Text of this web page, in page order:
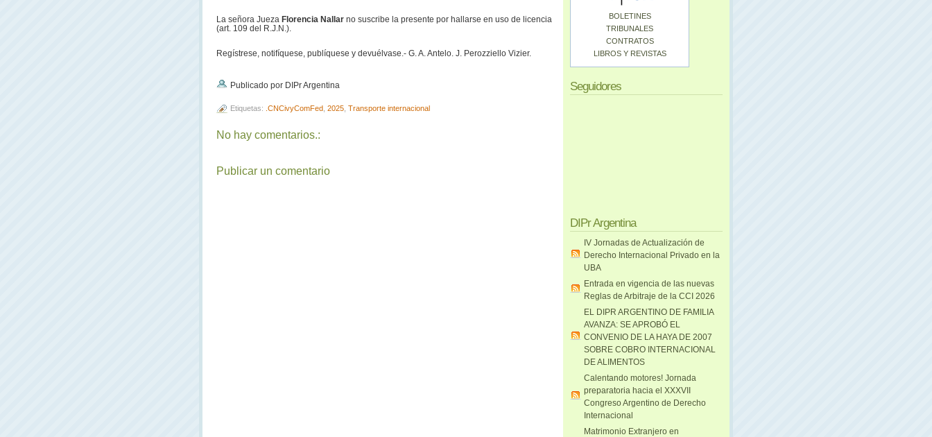
La señora Jueza Florencia Nallar no suscribe la presente por hallarse en uso de licencia
(art. 109 del R.J.N.).
Regístrese, notifíquese, publíquese y devuélvase.- G. A. Antelo. J. Perozziello Vizier.
Publicado por DIPr Argentina
Etiquetas: .CNCivyComFed 2025 Transporte internacional
No hay comentarios.:
Publicar un comentario
BOLETINES
TRIBUNALES
CONTRATOS
LIBROS Y REVISTAS
Seguidores
DIPr Argentina
IV Jornadas de Actualización de
Derecho Internacional Privado en la
UBA
Entrada en vigencia de las nuevas
Reglas de Arbitraje de la CCI 2026
EL DIPR ARGENTINO DE FAMILIA
AVANZA: SE APROBÓ EL
CONVENIO DE LA HAYA DE 2007
SOBRE COBRO INTERNACIONAL
DE ALIMENTOS
Calentando motores! Jornada
preparatoria hacia el XXXVII
Congreso Argentino de Derecho
Internacional
Matrimonio Extranjero en